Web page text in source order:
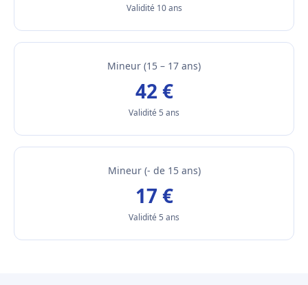
Validité 10 ans
Mineur (15 – 17 ans)
42 €
Validité 5 ans
Mineur (- de 15 ans)
17 €
Validité 5 ans